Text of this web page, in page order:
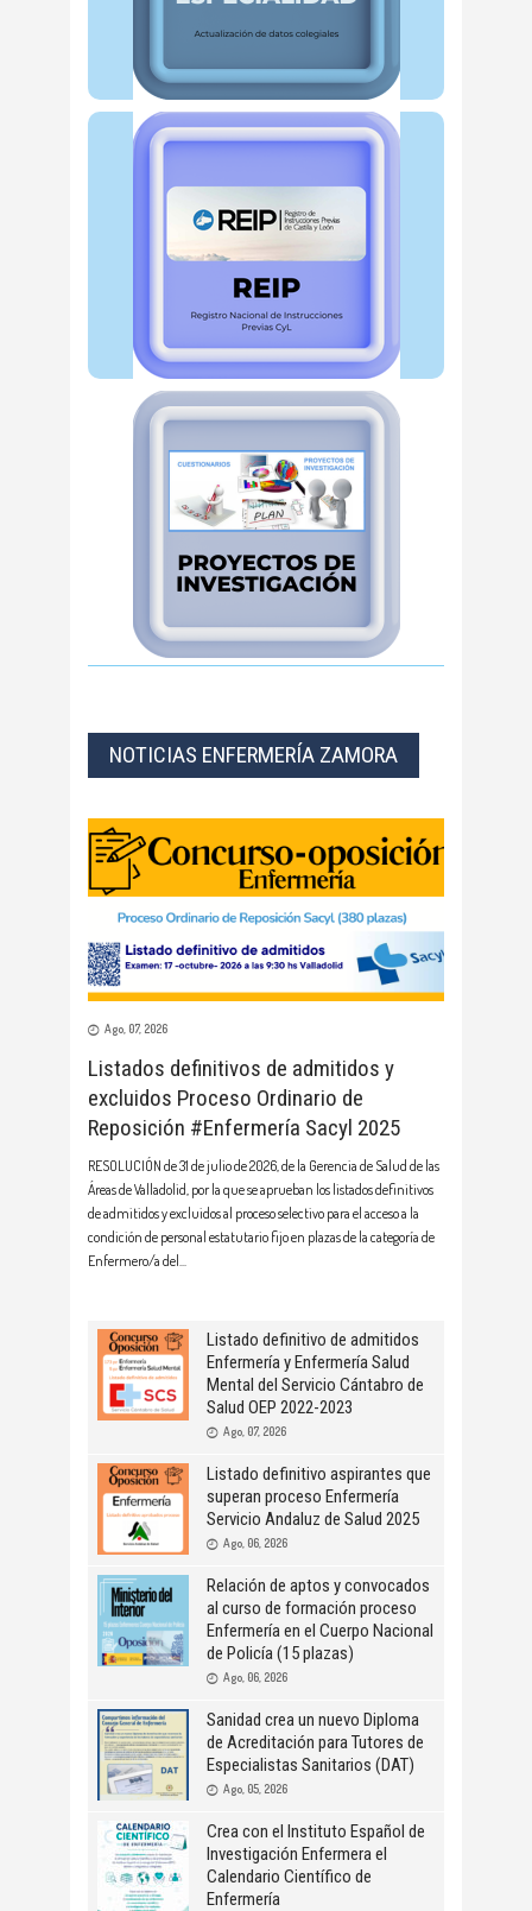
NOTICIAS ENFERMERÍA ZAMORA
Ago, 07, 2026
Listados definitivos de admitidos y
excluidos Proceso Ordinario de
Reposición #Enfermería Sacyl 2025
RESOLUCIÓN de 31 de julio de 2026, de la Gerencia de Salud de las
Áreas de Valladolid, por la que se aprueban los listados definitivos
de admitidos y excluidos al proceso selectivo para el acceso a la
condición de personal estatutario fijo en plazas de la categoría de
Enfermero/a del
Listado definitivo de admitidos
Enfermería y Enfermería Salud
Mental del Servicio Cántabro de
Salud OEP 2022-2023
Ago, 07, 2026
Listado definitivo aspirantes que
superan proceso Enfermería
Servicio Andaluz de Salud 2025
Ago, 06, 2026
Relación de aptos y convocados
al curso de formación proceso
Enfermería en el Cuerpo Nacional
de Policía (15 plazas)
Ago, 06, 2026
Sanidad crea un nuevo Diploma
de Acreditación para Tutores de
Especialistas Sanitarios (DAT)
Ago, 05, 2026
Crea con el Instituto Español de
Investigación Enfermera el
Calendario Científico de
Enfermería